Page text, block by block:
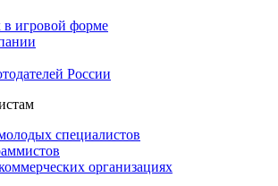
игровой форме
России
специалистов
организациях